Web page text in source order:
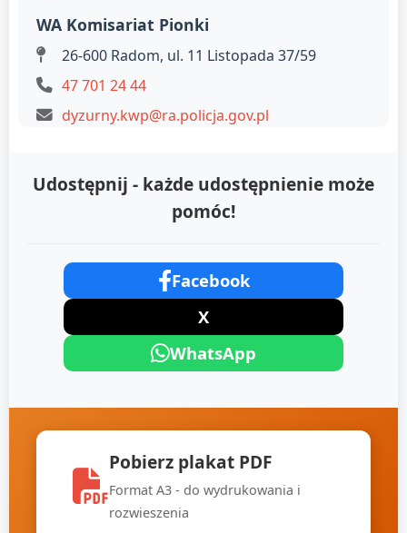
WA Komisariat Pionki
26-600 Radom, ul. 11 Listopada 37/59
47 701 24 44
dyzurny.kwp@ra.policja.gov.pl
Udostępnij - każde udostępnienie może
pomóc!
Facebook
X
WhatsApp
Pobierz plakat PDF
Format A3 - do wydrukowania i
rozwieszenia